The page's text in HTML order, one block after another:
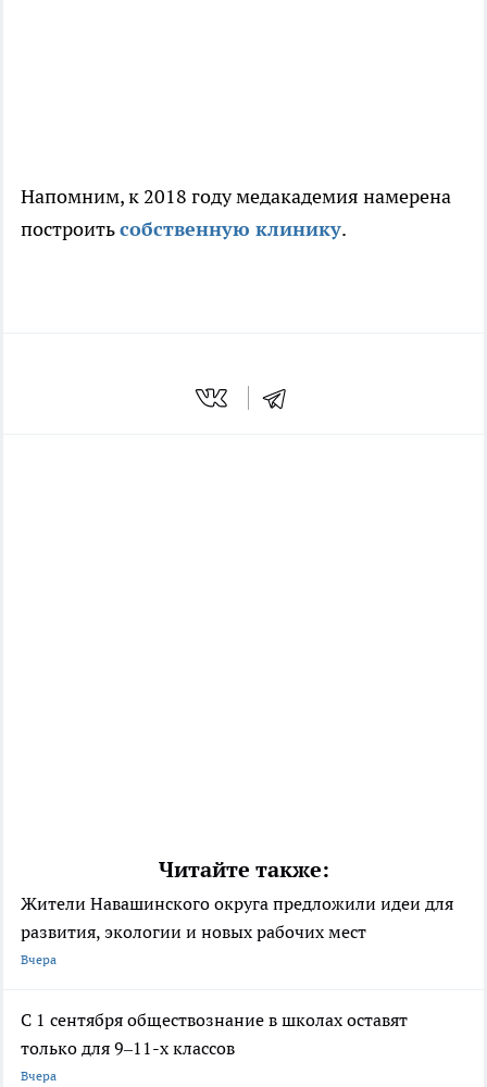
Напомним, к 2018 году медакадемия намерена
построитьсобственную клинику.
Читайте также:
Жители Навашинского округа предложили идеи для
развития, экологии и новых рабочих мест
Вчера
С 1 сентября обществознание в школах оставят
только для 9–11-х классов
Вчера